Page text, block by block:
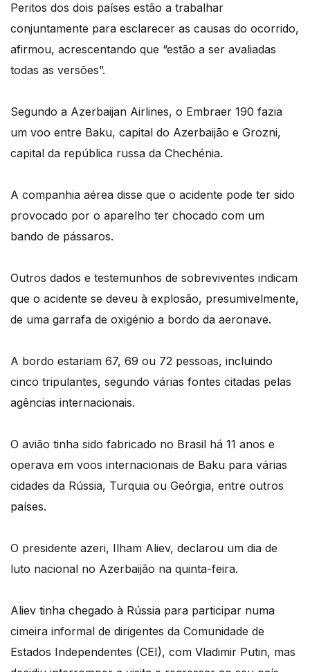
Peritos dos dois países estão a trabalhar
conjuntamente para esclarecer as causas do ocorrido,
afirmou, acrescentando que “estão a ser avaliadas
todas as versões”.
Segundo a Azerbaijan Airlines, o Embraer 190 fazia
um voo entre Baku, capital do Azerbaijão e Grozni,
capital da república russa da Chechénia.
A companhia aérea disse que o acidente pode ter sido
provocado por o aparelho ter chocado com um
bando de pássaros.
Outros dados e testemunhos de sobreviventes indicam
que o acidente se deveu à explosão, presumivelmente,
de uma garrafa de oxigénio a bordo da aeronave.
A bordo estariam 67, 69 ou 72 pessoas, incluindo
cinco tripulantes, segundo várias fontes citadas pelas
agências internacionais.
O avião tinha sido fabricado no Brasil há 11 anos e
operava em voos internacionais de Baku para várias
cidades da Rússia, Turquia ou Geórgia, entre outros
países.
O presidente azeri, Ilham Aliev, declarou um dia de
luto nacional no Azerbaijão na quinta-feira.
Aliev tinha chegado à Rússia para participar numa
cimeira informal de dirigentes da Comunidade de
Estados Independentes (CEI), com Vladimir Putin, mas